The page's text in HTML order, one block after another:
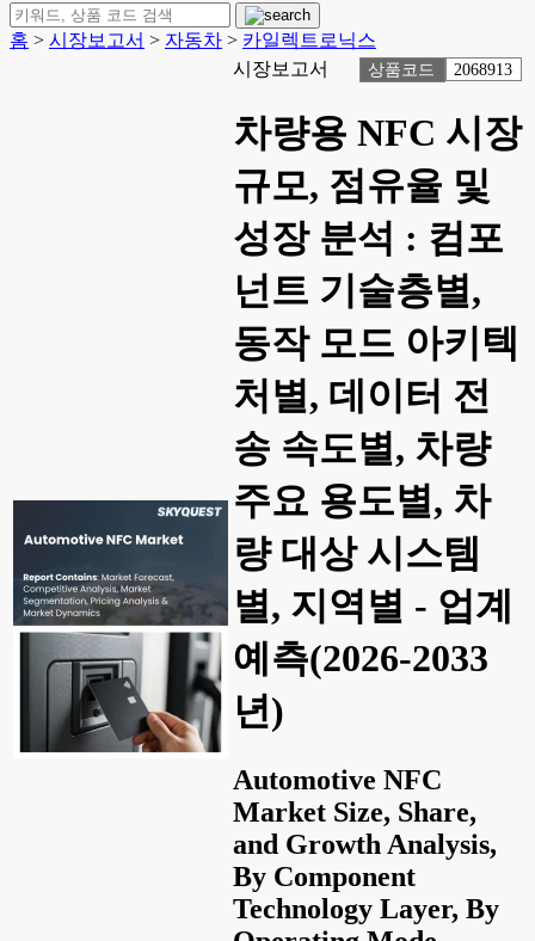
홈 > 시장보고서 > 자동차 > 카일렉트로닉스
시장보고서
상품코드 2068913
차량용 NFC 시장
규모, 점유율 및
성장 분석 : 컴포
넌트 기술층별,
동작 모드 아키텍
처별, 데이터 전
송 속도별, 차량
주요 용도별, 차
량 대상 시스템
별, 지역별 - 업계
예측(2026-2033
년)
Automotive NFC
Market Size, Share,
and Growth Analysis,
By Component
Technology Layer, By